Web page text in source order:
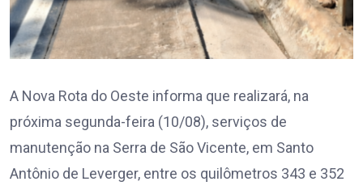
A Nova Rota do Oeste informa que realizará, na
próxima segunda-feira (10/08), serviços de
manutenção na Serra de São Vicente, em Santo
Antônio de Leverger, entre os quilômetros 343 e 352